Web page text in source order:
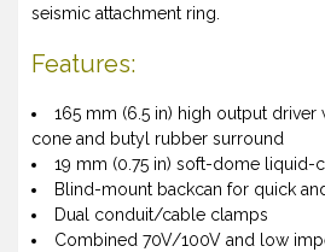
seismic attachment ring.
Features:
165 mm (6.5 in) high output
cone and butyl rubber surround
19 mm (0.75 in) soft-dome liquid-
Blind-mount backcan for quick
Dual conduit/cable clamps
Combined 70V/100V and low